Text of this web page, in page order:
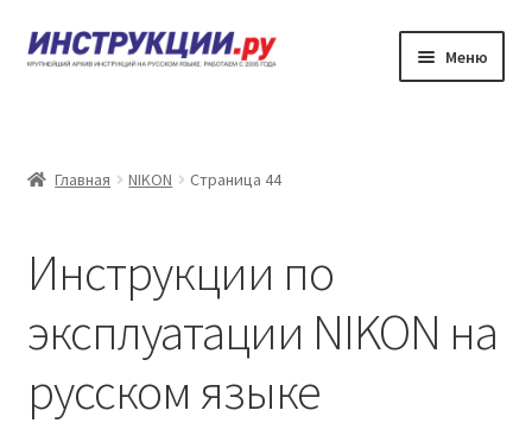
Перейти
к
Перейти
к
Меню
Каталог инструкций по эксплуатации
Личный кабинет
Главная NIKON Страница 44
Инструкции по
эксплуатации NIKON на
русском языке